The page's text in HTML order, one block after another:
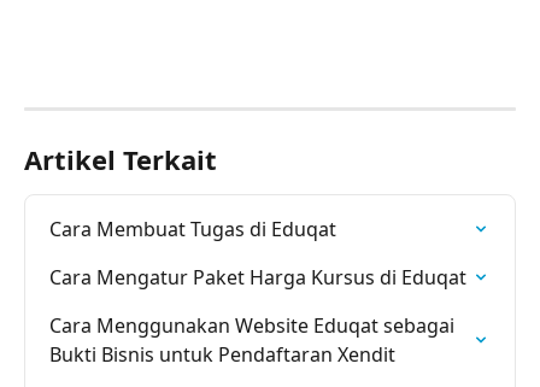
Artikel Terkait
Cara Membuat Tugas di Eduqat
Cara Mengatur Paket Harga Kursus di Eduqat
Cara Menggunakan Website Eduqat sebagai
Bukti Bisnis untuk Pendaftaran Xendit